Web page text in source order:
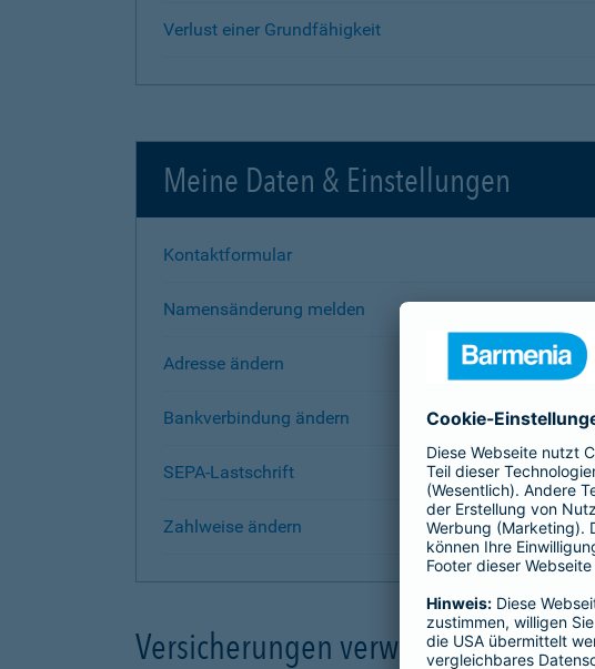
Verlust einer Grundfähigkeit
Meine Daten & Einstellungen
Kontaktformular
Namensänderung melden
Adresse ändern
Bankverbindung ändern
SEPA-Lastschrift
Zahlweise ändern
Versicherungen verwalten